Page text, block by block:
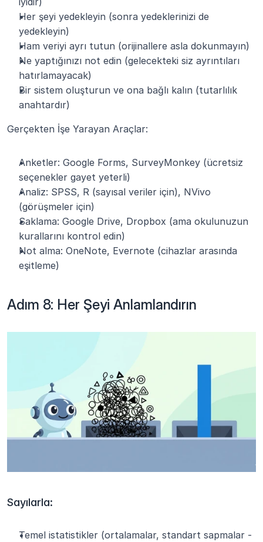
Her şeyi yedekleyin (sonra yedeklerinizi de
yedekleyin)
Ham veriyi ayrı tutun (orijinallere asla dokunmayın)
Ne yaptığınızı not edin (gelecekteki siz ayrıntıları
hatırlamayacak)
Bir sistem oluşturun ve ona bağlı kalın (tutarlılık
anahtardır)
Gerçekten İşe Yarayan Araçlar:
Anketler: Google Forms, SurveyMonkey (ücretsiz
seçenekler gayet yeterli)
Analiz: SPSS, R (sayısal veriler için), NVivo
(görüşmeler için)
Saklama: Google Drive, Dropbox (ama okulunuzun
kurallarını kontrol edin)
Not alma: OneNote, Evernote (cihazlar arasında
eşitleme)
Adım 8: Her Şeyi Anlamlandırın
Sayılarla:
Temel istatistikler (ortalamalar, standart sapmalar -